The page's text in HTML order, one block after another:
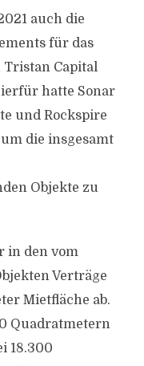
auch die
für das
Capital
hatte Sonar
und Rockspire
die insgesamt
Objekte zu
in den vom
Verträge
Mietfläche ab.
Quadratmetern
18.300